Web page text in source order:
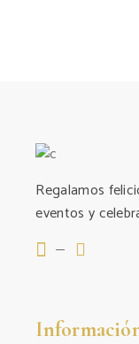
Regalamos
eventos y